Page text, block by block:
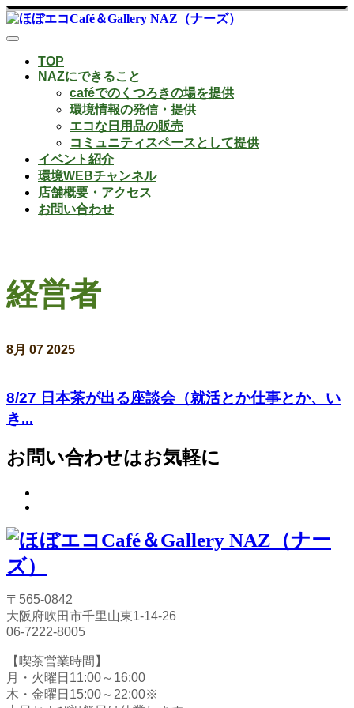
TOP
NAZにできること
caféでのくつろきの場を提供
環境情報の発信・提供
エコな日用品の販売
コミュニティスペースとして提供
イベント紹介
環境WEBチャンネル
店舗概要・アクセス
お問い合わせ
経営者
8月 07 2025
8/27 日本茶が出る座談会（就活とか仕事とか、い
き...
お問い合わせはお気軽に
〒565-0842
大阪府吹田市千里山東1-14-26
06-7222-8005
【喫茶営業時間】
月・火曜日11:00～16:00
木・金曜日15:00～22:00※